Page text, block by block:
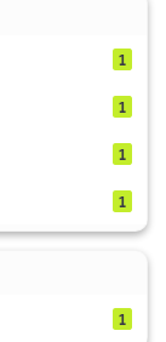
1
1
1
1
1